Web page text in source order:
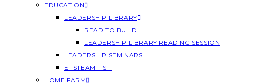
EDUCATION
LEADERSHIP LIBRARY
READ TO BUILD
LEADERSHIP LIBRARY READING SESSION
LEADERSHIP SEMINARS
E- STEAM – STI
HOME FARM